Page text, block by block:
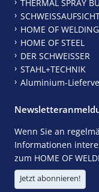
THERMAL SPRAY
HOME OF WELDING
HOME OF STEEL
DER SCHWEISSER
STAHL+TECHNIK
Aluminium-
Wenn Sie an
Informationen
zum HOME OF
Jetzt abonnieren!